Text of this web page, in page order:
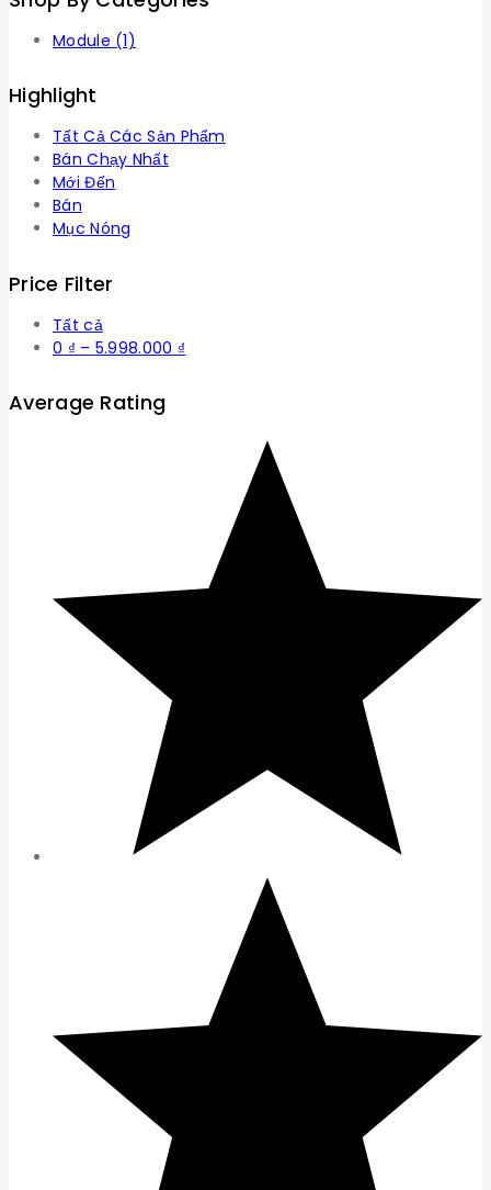
Module (1)
Highlight
Tất Cả Các Sản Phẩm
Bán Chạy Nhất
Mới Đến
Bán
Mục Nóng
Price Filter
Tất cả
0 ₫ – 5.998.000 ₫
5.998.000 ₫
Average Rating